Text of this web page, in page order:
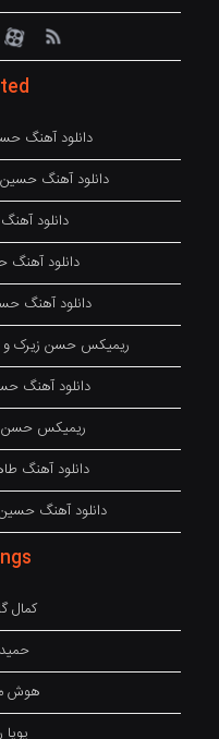
دانلود آهنگ
دانلود آهنگ حسین
دانلود آهنگ
دانلود آهنگ
دانلود آهنگ
ریمیکس حسن زیرک و
دانلود آهنگ
ریمیکس حسن
دانلود آهنگ
دانلود آهنگ حسین
کمال
هوش